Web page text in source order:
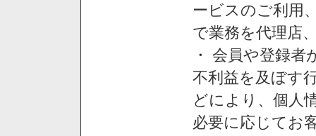
ービスのご利用
で業務を代理店
・ 会員や登録
不利益を及ぼす
どにより、個人
必要に応じてお